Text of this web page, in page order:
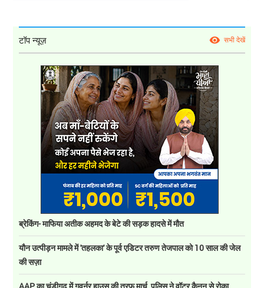
टॉप न्यूज़ सभी देखें
ब्रेकिंग- माफिया अतीक अहमद के बेटे की सड़क हादसे में मौत
यौन उत्पीड़न मामले में 'तहलका' के पूर्व एडिटर तरुण तेजपाल को 10 साल की जेल
की सज़ा